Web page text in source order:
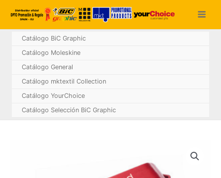
Catálogo BiC Graphic
Catálogo Moleskine
Catálogo General
Catálogo mktextil Collection
Catálogo YourChoice
Catálogo Selección BiC Graphic